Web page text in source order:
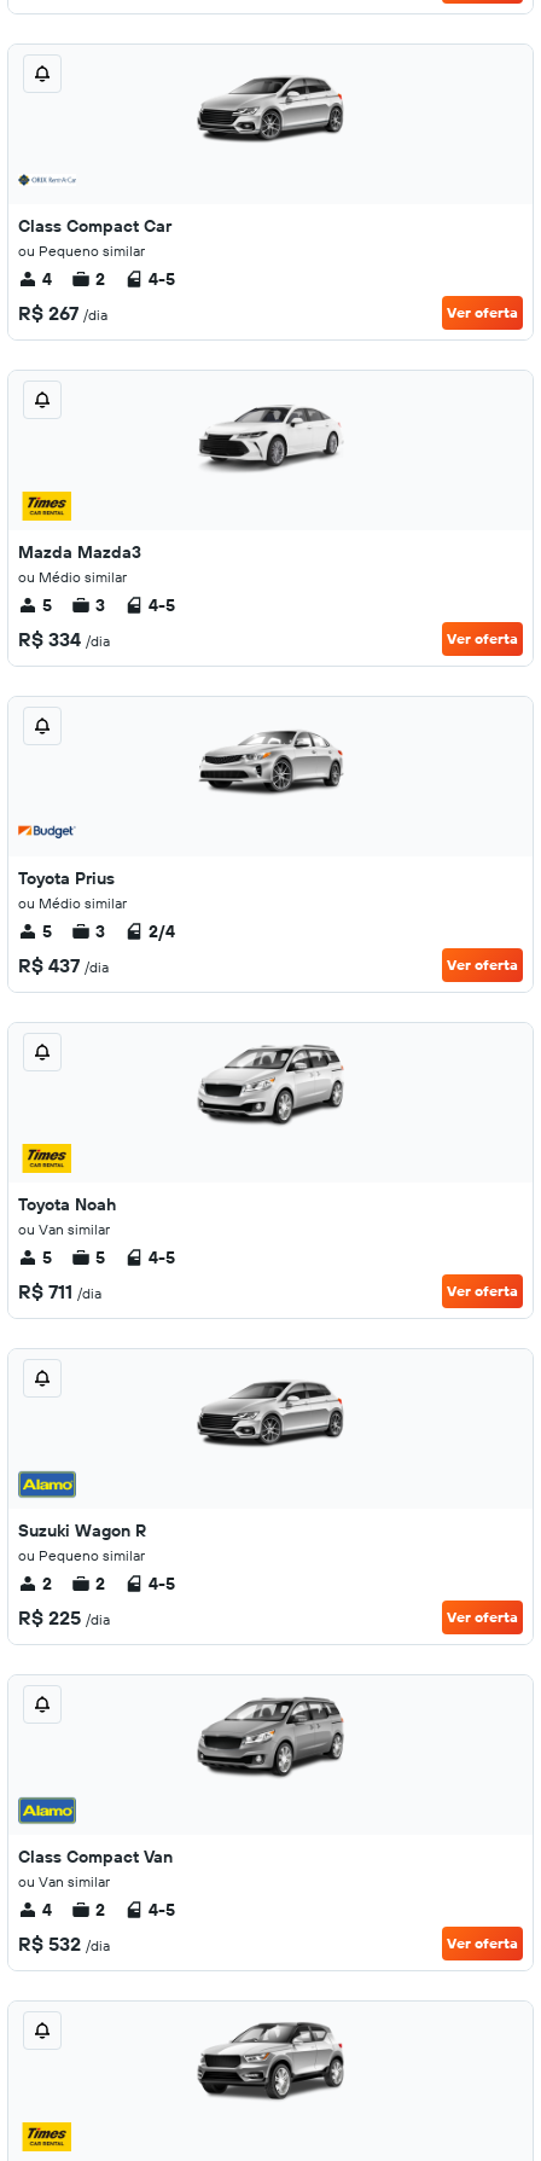
Class Compact Car
ou Pequeno similar
4 2 4-5
R$ 267 /dia Ver oferta
Mazda Mazda3
ou Médio similar
5 3 4-5
R$ 334 /dia Ver oferta
Toyota Prius
ou Médio similar
5 3 2/4
R$ 437 /dia Ver oferta
Toyota Noah
ou Van similar
5 5 4-5
R$ 711 /dia Ver oferta
Suzuki Wagon R
ou Pequeno similar
2 2 4-5
R$ 225 /dia Ver oferta
Class Compact Van
ou Van similar
4 2 4-5
R$ 532 /dia Ver oferta